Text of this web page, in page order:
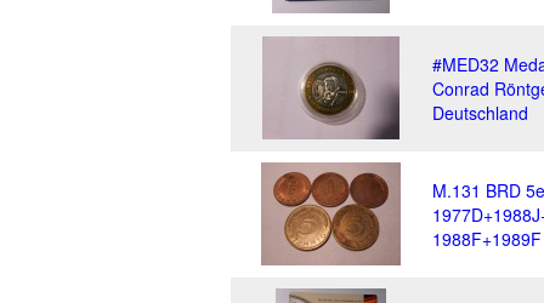
#MED32
Conrad
Deutschland
M.131 BRD
1988F+1989F